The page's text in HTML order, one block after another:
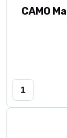
CAMO